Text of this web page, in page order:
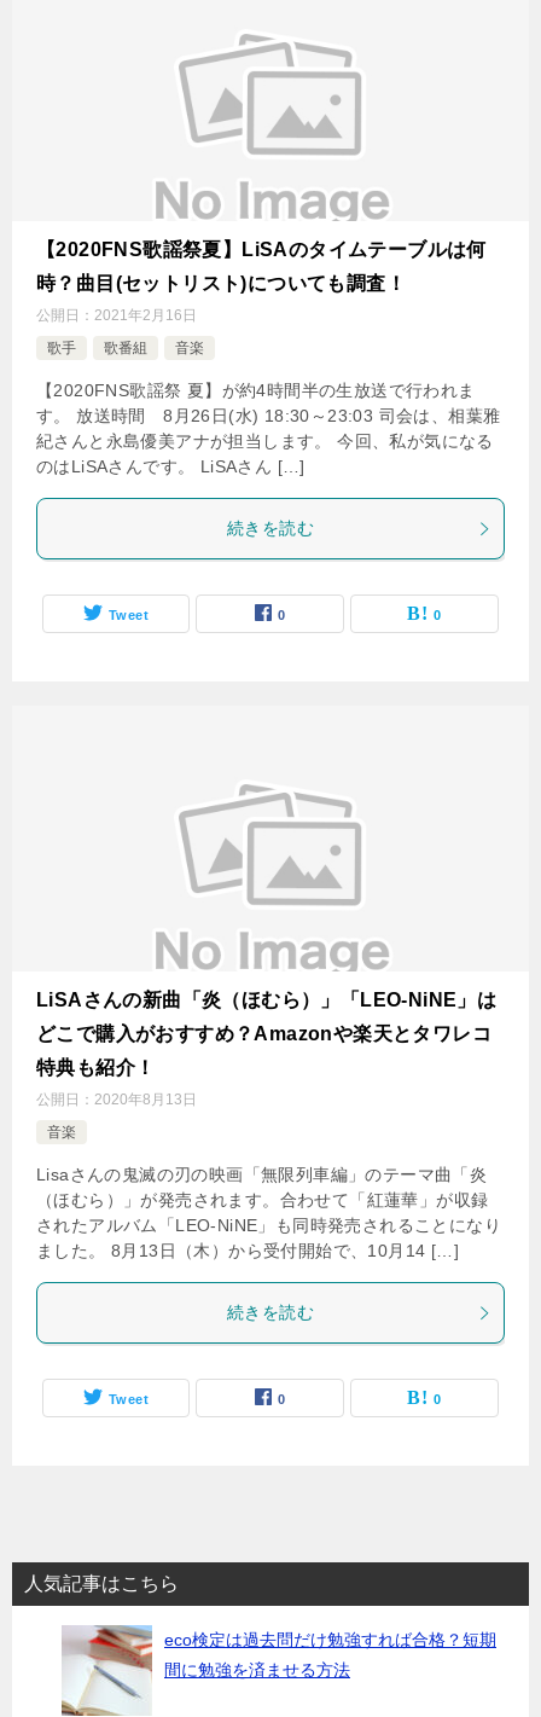
【2020FNS歌謡祭夏】LiSAのタイムテーブルは何
時？曲目(セットリスト)についても調査！
公開日： 2021年2月16日
歌手
歌番組 音楽
【2020FNS歌謡祭 夏】が約4時間半の生放送で行われま
す。 放送時間 8月26日(水) 18:30～23:03 司会は、相葉雅
紀さんと永島優美アナが担当します。 今回、私が気になる
のはLiSAさんです。 LiSAさん […]
続きを読む
Tweet 0 0
LiSAさんの新曲「炎（ほむら）」「LEO-NiNE」は
どこで購入がおすすめ？Amazonや楽天とタワレコ
特典も紹介！
公開日： 2020年8月13日
音楽
Lisaさんの鬼滅の刃の映画「無限列車編」のテーマ曲「炎
（ほむら）」が発売されます。合わせて「紅蓮華」が収録
されたアルバム「LEO-NiNE」も同時発売されることになり
ました。 8月13日（木）から受付開始で、10月14 […]
続きを読む
Tweet 0 0
人気記事はこちら
eco検定は過去問だけ勉強すれば合格？短期
間に勉強を済ませる方法